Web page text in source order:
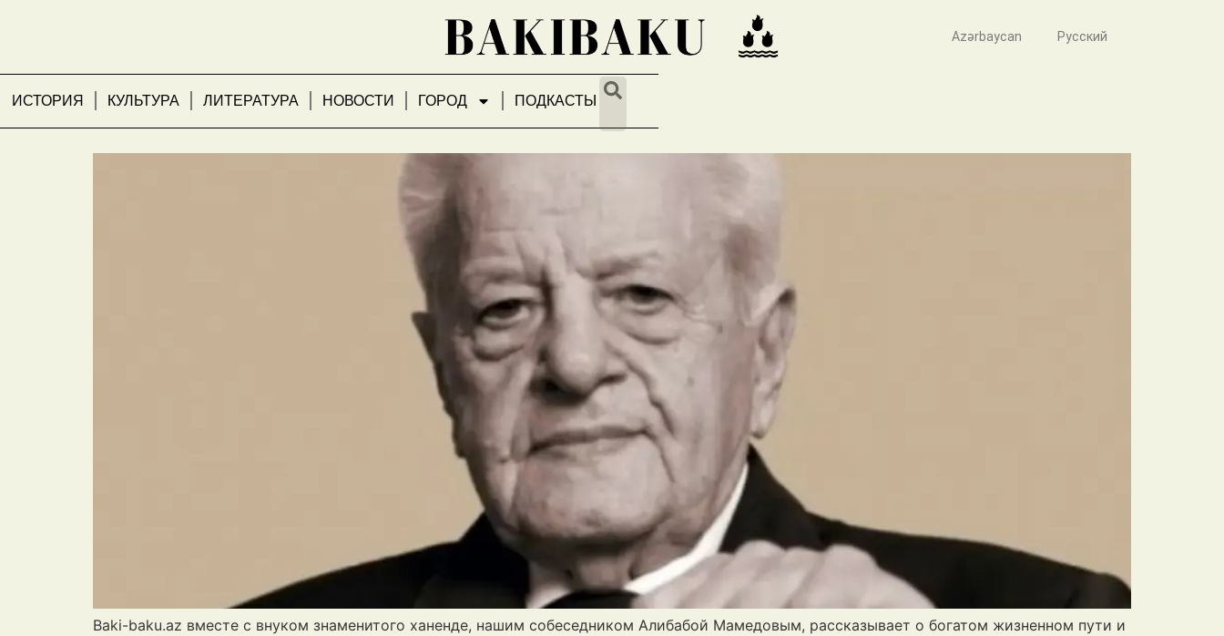
ИСТОРИЯ КУЛЬТУРА ЛИТЕРАТУРА НОВОСТИ ГОРОД ПОДКАСТЫ
Azərbaycan Русский
Сердце говорит: живи ещё…
Baki-baku.az вместе с внуком знаменитого ханенде, нашим собеседником Алибабой Мамедовым, рассказывает о богатом жизненном пути и